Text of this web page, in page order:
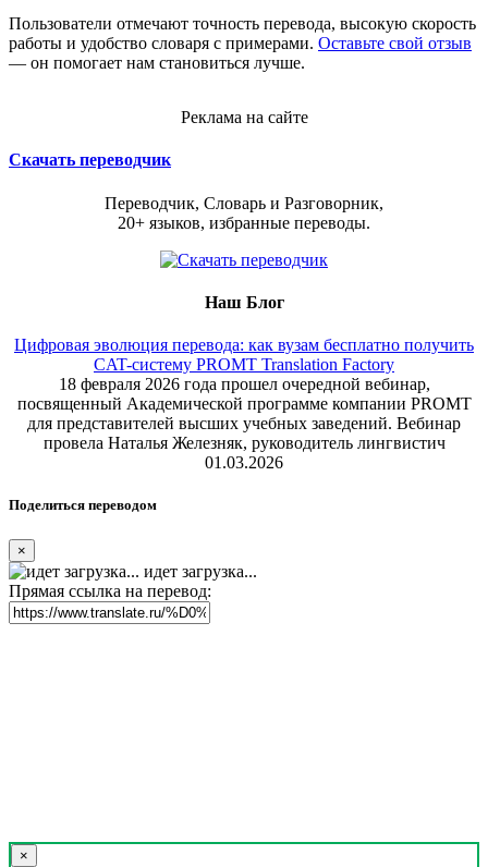
Пользователи отмечают точность перевода, высокую скорость
работы и удобство словаря с примерами. Оставьте свой отзыв
— он помогает нам становиться лучше.
Реклама на сайте
Скачать переводчик
Переводчик, Словарь и Разговорник,
20+ языков, избранные переводы.
Наш Блог
Цифровая эволюция перевода: как вузам бесплатно получить
CAT-систему PROMT Translation Factory
18 февраля 2026 года прошел очередной вебинар,
посвященный Академической программе компании PROMT
для представителей высших учебных заведений. Вебинар
провела Наталья Железняк, руководитель лингвистич
01.03.2026
Поделиться переводом
×
идет загрузка...
Прямая ссылка на перевод:
×